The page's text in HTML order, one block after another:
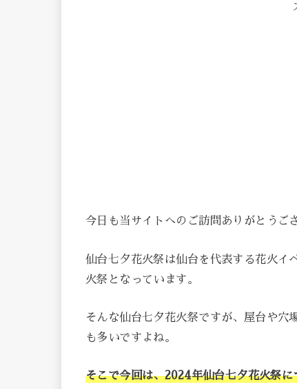
今日も当サイトへのご訪問ありがとうご
仙台七夕花火祭は仙台を代表する花火イ
火祭となっています。
そんな仙台七夕花火祭ですが、屋台や穴
も多いですよね。
そこで今回は、2024年仙台七夕花火祭